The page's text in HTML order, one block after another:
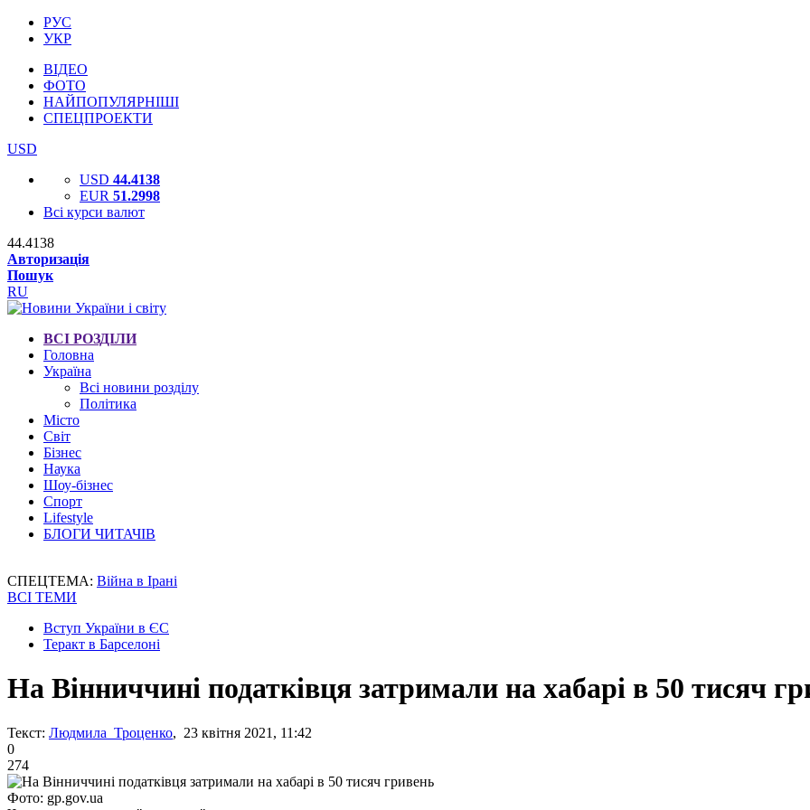
РУС
УКР
ВІДЕО
ФОТО
НАЙПОПУЛЯРНІШІ
СПЕЦПРОЕКТИ
USD
USD 44.4138
EUR 51.2998
Всі курси валют
44.4138
Авторизація
Пошук
RU
ВСІ РОЗДІЛИ
Головна
Україна
Всі новини розділу
Політика
Місто
Світ
Бізнес
Наука
Шоу-бізнес
Спорт
Lifestyle
БЛОГИ ЧИТАЧІВ
СПЕЦТЕМА: Війна в Ірані
ВСІ ТЕМИ
Вступ України в ЄС
Теракт в Барселоні
На Вінниччині податківця затримали на хабарі в 50 тисяч
Текст: Людмила Троценко, 23 квітня 2021, 11:42
0
274
Фото: gp.gov.ua